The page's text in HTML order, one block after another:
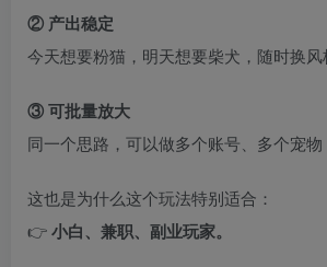
② 产出稳定
今天想要粉猫，明天想要柴犬，随时换风
③ 可批量放大
同一个思路，可以做多个账号、多个宠物
这也是为什么这个玩法特别适合：
👉小白、兼职、副业玩家。